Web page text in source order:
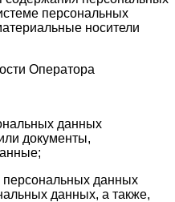
персональных
носители
Оператора
данных
документы,
данных
данных, а также,